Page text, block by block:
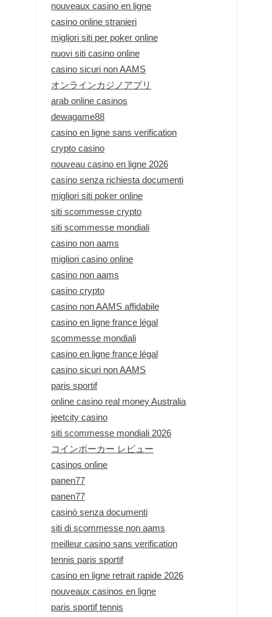
nouveaux casino en ligne
casino online stranieri
migliori siti per poker online
nuovi siti casino online
casino sicuri non AAMS
オンラインカジノアプリ
arab online casinos
dewagame88
casino en ligne sans verification
crypto casino
nouveau casino en ligne 2026
casino senza richiesta documenti
migliori siti poker online
siti scommesse crypto
siti scommesse mondiali
casino non aams
migliori casino online
casino non aams
casino crypto
casino non AAMS affidabile
casino en ligne france légal
scommesse mondiali
casino en ligne france légal
casino sicuri non AAMS
paris sportif
online casino real money Australia
jeetcity casino
siti scommesse mondiali 2026
コインポーカー レビュー
casinos online
panen77
panen77
casinò senza documenti
siti di scommesse non aams
meilleur casino sans verification
tennis paris sportif
casino en ligne retrait rapide 2026
nouveaux casinos en ligne
paris sportif tennis